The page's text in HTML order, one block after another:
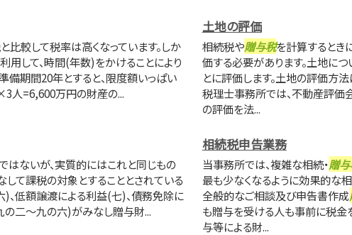
較して税率は高くなっています。しか
用して、時間(年数)をかけることにより
備期間20年とすると、限度額いっぱい
人=6,600万円の財産の...
土地の評価
相続税や贈与税を計算するとき
価する必要があります。土地につ
とに評価します。土地の評価方
税理士事務所では、不動産評価
の評価を法...
はないが、実質的にはこれと同じもの
して課税の対象とすることとされている
)、低額譲渡による利益(七)、債務免除に
二～九の六)がみなし贈与財...
相続税申告業務
当事務所では、複雑な相続・贈
最も少なくなるように効果的な
全般的なご相談及び申告書作成
も贈与を受ける人も事前に税金
与等による財...